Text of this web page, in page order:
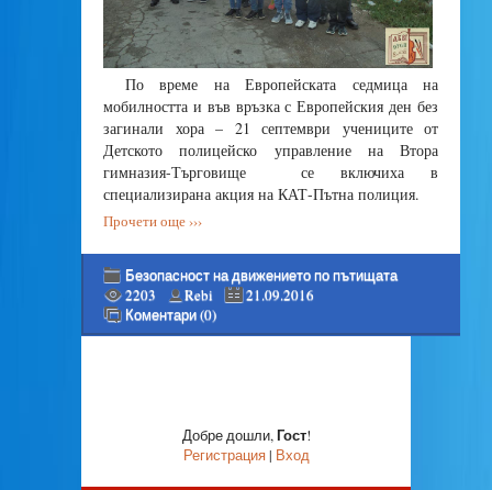
По време на Европейската седмица на
мобилността и във връзка с Европейския ден без
загинали хора – 21 септември учениците от
Детското полицейско управление на Втора
гимназия-Търговище се включиха в
специализирана акция на КАТ-Пътна полиция.
Прочети още ›››
Безопасност на движението по пътищата
2203
Rebi
21.09.2016
Коментари (0)
Добре дошли,Гост!
Регистрация| Вход